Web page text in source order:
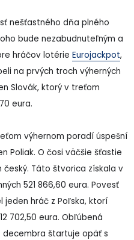
nešťastného dňa plného
bude nezabudnuteľným a
hráčov lotérie Eurojackpot,
na prvých troch výherných
Slovák, ktorý v treťom
eura.
výhernom poradí úspešní
Poliak. O čosi väčšie šťastie
Táto štvorica získala v
521 866,60 eura. Povesť
jeden hráč z Poľska, ktorí
702,50 eura. Obľúbená
decembra štartuje opäť s